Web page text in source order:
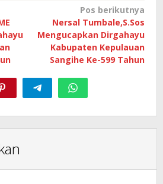
Pos berikutnya
Nersal Tumbale,S.Sos
Mengucapkan Dirgahayu
Kabupaten Kepulauan
Sangihe Ke-599 Tahun